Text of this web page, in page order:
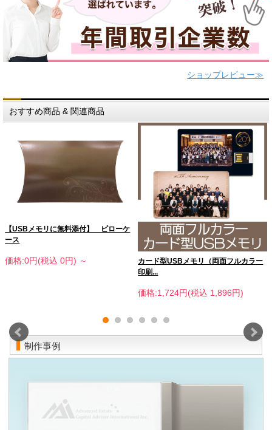
ショップレビュー≫
おすすめ商品 & 関連商品
【USBメモリに無料添付】 ピローケ
ース
価格:0円(税込 0円) ～
カード型USBメモリ（両面フルカラー
印刷...
価格:1,724円(税込 1,896円)
制作事例